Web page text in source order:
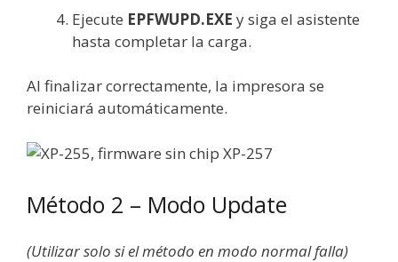
Ejecute EPFWUPD.EXE y siga el asistente
hasta completar la carga.
Al finalizar correctamente, la impresora se
reiniciará automáticamente.
Método 2 – Modo Update
(Utilizar solo si el método en modo normal falla)